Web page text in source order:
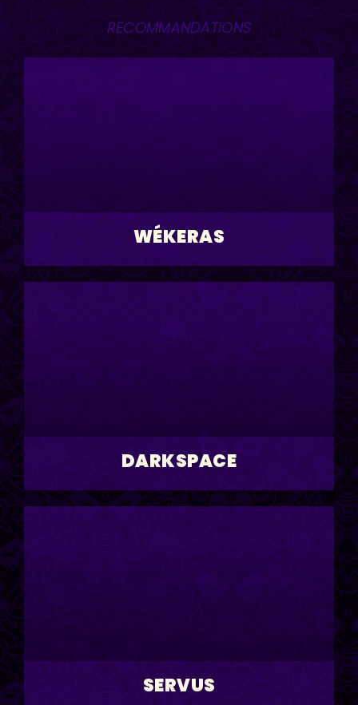
RECOMMANDATIONS
WÉKERAS
DARKSPACE
SERVUS